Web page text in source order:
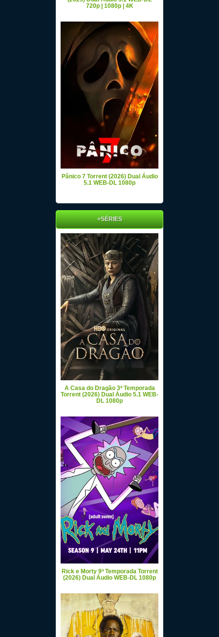
720p | 1080p | 4K
Pânico 7 Torrent (2026) Dual Áudio
5.1 WEB-DL 1080p
+SÉRIES
A Casa do Dragão 3ª Temporada
Torrent (2026) Dual Áudio 5.1 WEB-
DL 1080p
Rick e Morty 9ª Temporada Torrent
(2026) Dual Áudio WEB-DL 1080p